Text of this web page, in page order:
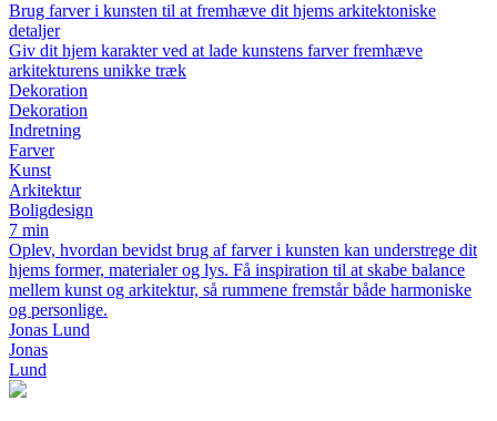
Brug farver i kunsten til at fremhæve dit hjems arkitektoniske
detaljer
Giv dit hjem karakter ved at lade kunstens farver fremhæve
arkitekturens unikke træk
Dekoration
Dekoration
Indretning
Farver
Kunst
Arkitektur
Boligdesign
7 min
Oplev, hvordan bevidst brug af farver i kunsten kan understrege dit
hjems former, materialer og lys. Få inspiration til at skabe balance
mellem kunst og arkitektur, så rummene fremstår både harmoniske
og personlige.
Jonas Lund
Jonas
Lund